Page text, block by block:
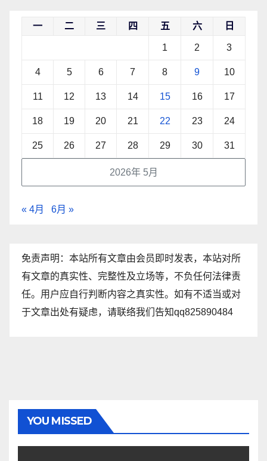
2026年 5月
一 二 三 四 五 六 日
1 2 3
4 5 6 7 8 9 10
11 12 13 14 15 16 17
18 19 20 21 22 23 24
25 26 27 28 29 30 31
« 4月 6月 »
免责声明：本站所有文章由会员即时发表，本站对所
有文章的真实性、完整性及立场等，不负任何法律责
任。用户应自行判断内容之真实性。如有不适当或对
于文章出处有疑虑，请联络我们告知qq825890484
YOU MISSED